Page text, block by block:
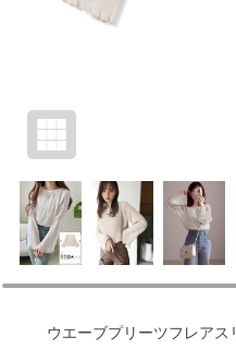
ウエーブプリーツフレアス